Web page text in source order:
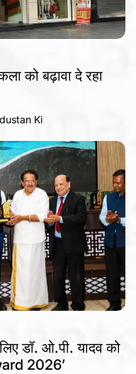
को बढ़ावा दे रहा
Ki
डॉ. ओ.पी. यादव को
2026’